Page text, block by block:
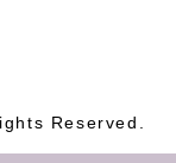
Reserved.